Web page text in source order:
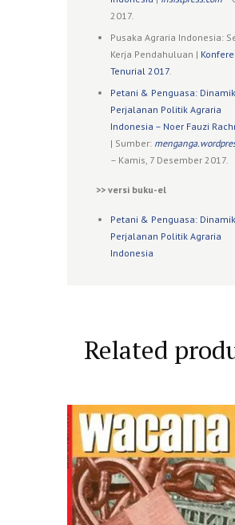
2017.
Pusaka Agraria Indonesia:
Kerja Pendahuluan |
Tenurial 2017.
Petani & Penguasa:
Perjalanan Politik Agraria
Indonesia – Noer Fauzi
| Sumber:
– Kamis, 7 Desember 2017.
>> versi buku-el
Petani & Penguasa:
Perjalanan Politik Agraria
Indonesia
Related